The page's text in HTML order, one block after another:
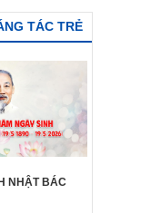
TÁC TRẺ
NHẬT BÁC